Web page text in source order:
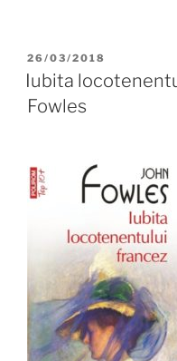
POSTED
ON
26/03/2018
Iubita
Fowles